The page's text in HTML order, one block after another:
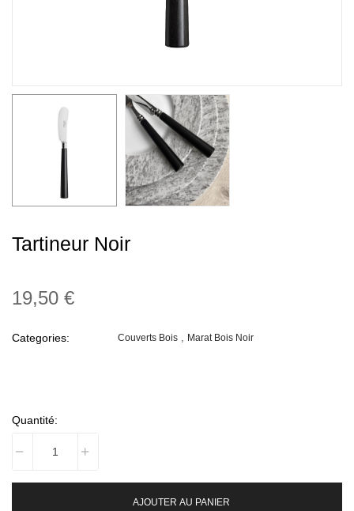
Tartineur Noir
19,50 €
Categories: Couverts Bois Marat Bois Noir
Quantité:
AJOUTER AU PANIER